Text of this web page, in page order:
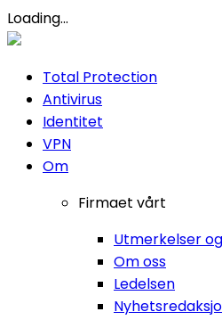
Loading...
Total Protection
Antivirus
Identitet
VPN
Om
Firmaet vårt
Utmerkelser
Om oss
Ledelsen